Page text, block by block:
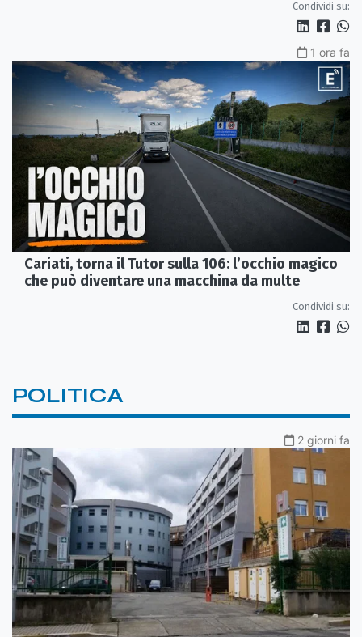
Condividi su:
1 ora fa
Cariati, torna il Tutor sulla 106: l’occhio magico
che può diventare una macchina da multe
Condividi su:
POLITICA
2 giorni fa